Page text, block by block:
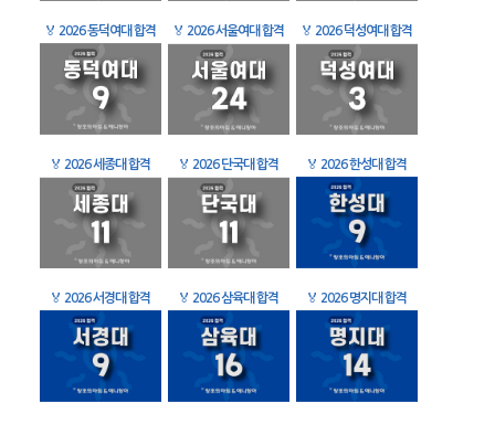
🏅 2026 동덕여대 합격 🏅 2026 서울여대 합격 🏅 2026 덕성여대 합격
🏅 2026 세종대 합격 🏅 2026 단국대 합격 🏅 2026 한성대 합격
🏅 2026 서경대 합격 🏅 2026 삼육대 합격 🏅 2026 명지대 합격